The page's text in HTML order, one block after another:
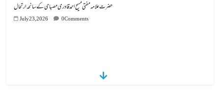
July 23, 2026 0 Comments